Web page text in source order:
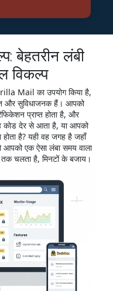
बेहतरीन लंबी
विकल्प
Mail का उपयोग किया है,
और सुविधाजनक हैं। आपको
प्राप्त होता है, और
कोड देर से आता है, या आपको
है? यही वह जगह है जहाँ
एक ऐसा लंबा समय वाला
तक चलता है, मिनटों के बजाय।